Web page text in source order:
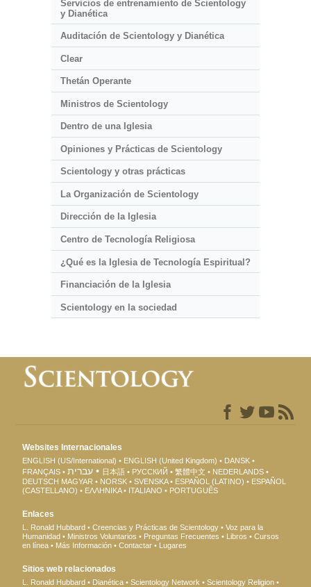
Servicios de entrenamiento de Scientology
y Dianética
Auditación de Scientology y Dianética
Clear
Thetán Operante
Ministros de Scientology
Dentro de una Iglesia
Opiniones y Prácticas de Scientology
Scientology y otras prácticas
La Organización de Scientology
Dirección de la Iglesia
Centro de Tecnología Religiosa
¿Qué es la Iglesia de Tecnología Espiritual?
Financiación de la Iglesia
Scientology en la sociedad
Websites Internacionales
ENGLISH (US/International) ENGLISH (United Kingdom)
DANSK
FRANÇAIS
עברית 日本語 РУССКИЙ 繁體中文
NEDERLANDS
DEUTSCH MAGYAR NORSK SVENSKA ESPAÑOL (LATINO)
ESPAÑOL
(CASTELLANO)
ΕΛΛΗΝΙΚA ITALIANO PORTUGUÊS
Enlaces
L. Ronald Hubbard Creencias y Prácticas de Scientology
Voz para la
Humanidad
Ministros Voluntarios Preguntas Frecuentes Libros
Cursos
en línea
Más Información Contactar Lugares
Sitios web relacionados
L. Ronald Hubbard Dianética Scientology Network Scientology Religion